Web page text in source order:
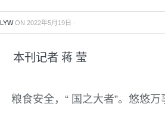
LYWON 2022年5月19日 ·
本刊记者 蒋 莹
粮食安全，“ 国之大者”。悠悠万